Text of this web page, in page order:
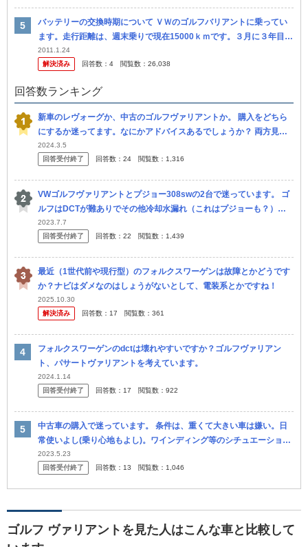
バッテリーの交換時期について ＶＷのゴルフバリアントに乗ってい
ます。走行距離は、週末乗りで現在15000ｋｍです。３月に３年目の
車検の為、ディラーに見積もりを取った所、バッテリー交換費用が組
み込...
2011.1.24
解決済み
回答数： 4 閲覧数： 26,038
回答数ランキング
新車のレヴォーグか、中古のゴルフヴァリアントか。 購入をどちら
にするか迷ってます。なにかアドバイスあるでしょうか？ 両方見積
もりを取りましたが大体同じ価格でした。中古は認定中古の2023年
製ゴ...
2024.3.5
回答受付終了
回答数： 24 閲覧数： 1,316
VWゴルフヴァリアントとプジョー308swの2台で迷っています。 ゴ
ルフはDCTが難ありでその他冷却水漏れ（これはプジョーも？）が
心配です。 プジョーはATなのでそこは少し安心なのですが、フラ
ン...
2023.7.7
回答受付終了
回答数： 22 閲覧数： 1,439
最近（1世代前や現行型）のフォルクスワーゲンは故障とかどうです
か？ナビはダメなのはしょうがないとして、電装系とかですね！
2025.10.30
解決済み
回答数： 17 閲覧数： 361
フォルクスワーゲンのdctは壊れやすいですか？ゴルフヴァリアン
ト、パサートヴァリアントを考えています。
2024.1.14
回答受付終了
回答数： 17 閲覧数： 922
中古車の購入で迷っています。 条件は、重くて大きい車は嫌い。日
常使いよし(乗り心地もよし)。ワインディング等のシチュエーション
で非日常が味わえる。チャキチャキ走る。取り回しが良い。安全装備
も充実...
2023.5.23
回答受付終了
回答数： 13 閲覧数： 1,046
ゴルフ ヴァリアントを見た人はこんな車と比較して